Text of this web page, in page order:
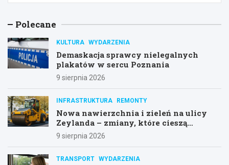
Polecane
KULTURA WYDARZENIA
Demaskacja sprawcy nielegalnych
plakatów w sercu Poznania
9 sierpnia 2026
INFRASTRUKTURA REMONTY
Nowa nawierzchnia i zieleń na ulicy
Zeylanda – zmiany, które cieszą
mieszkańców
9 sierpnia 2026
TRANSPORT WYDARZENIA